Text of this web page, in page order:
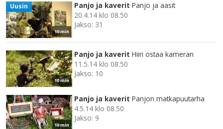
10 min
Uusin Panjo ja kaverit Panjo ja aasit
20.4.14 klo 08.50
Jakso: 31
10 min
Panjo ja kaverit Hiiri ostaa kameran
11.5.14 klo 08.50
Jakso: 10
10 min
Panjo ja kaverit Panjon matkapuutarha
4.5.14 klo 08.50
Jakso: 9